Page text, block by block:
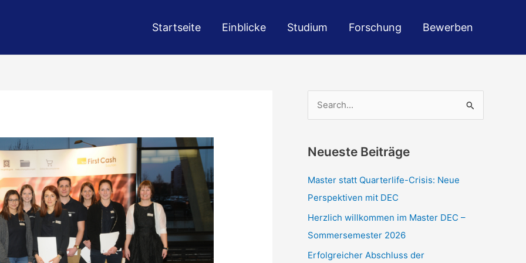
Startseite Einblicke Studium Forschung Bewerben
h
n
n
a
c
h
Neueste Beiträge
Master statt Quarterlife-Crisis: Neue
Perspektiven mit DEC
Herzlich willkommen im Master DEC –
Sommersemester 2026
Erfolgreicher Abschluss der